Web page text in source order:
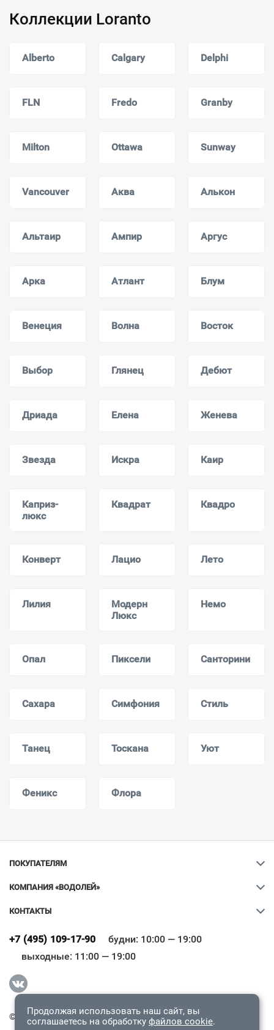
Коллекции Loranto
Alberto Calgary Delphi
FLN Fredo Granby
Milton Ottawa Sunway
Vancouver Аква Алькон
Альтаир Ампир Аргус
Арка Атлант Блум
Венеция Волна Восток
Выбор Глянец Дебют
Дриада Елена Женева
Звезда Искра Каир
Каприз-
люкс
Квадрат Квадро
Конверт Лацио Лето
Лилия
Модерн
Люкс
Немо
Опал Пиксели Санторини
Сахара Симфония Стиль
Танец Тоскана Уют
Феникс Флора
ПОКУПАТЕЛЯМ
КОМПАНИЯ «ВОДОЛЕЙ»
КОНТАКТЫ
+7 (495) 109-17-90
будни: 10:00 — 19:00
выходные: 11:00 — 19:00
© 2009-2026 «Водолей Онлайн». Все права защищены.
Всё верно
Продолжая использовать наш сайт, вы
соглашаетесь на обработку файлов cookie.